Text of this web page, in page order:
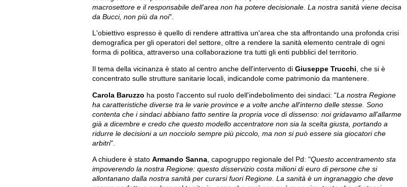
macrosettore e il responsabile dell'area non ha potere decisionale. La nostra sanità viene decisa
da Bucci, non più da noi".
L'obiettivo espresso è quello di rendere attrattiva un'area che sta affrontando una profonda crisi
demografica per gli operatori del settore, oltre a rendere la sanità elemento centrale di ogni
forma di politica, attraverso una collaborazione tra tutti gli enti pubblici del territorio.
Il tema della vicinanza è stato al centro anche dell'intervento di Giuseppe Trucchi , che si è
concentrato sulle strutture sanitarie locali, indicandole come patrimonio da mantenere.
Carola Baruzzo ha posto l'accento sul ruolo dell'indebolimento dei sindaci: "La nostra Regione
ha caratteristiche diverse tra le varie province e a volte anche all'interno delle stesse. Sono
contenta che i sindaci abbiano fatto sentire la propria voce di dissenso: noi gridavamo all'allarme
già a dicembre e credo che questo modello accentratore non sia la scelta giusta, portando a
ridurre le decisioni a un nocciolo sempre più piccolo, ma non si può essere sia giocatori che
arbitri".
A chiudere è stato Armando Sanna, capogruppo regionale del Pd: "Questo accentramento sta
impoverendo la nostra Regione: questo disservizio costa milioni di euro di persone che si
allontanano dalla nostra sanità per curarsi fuori Regione. La sanità è un ingranaggio che deve